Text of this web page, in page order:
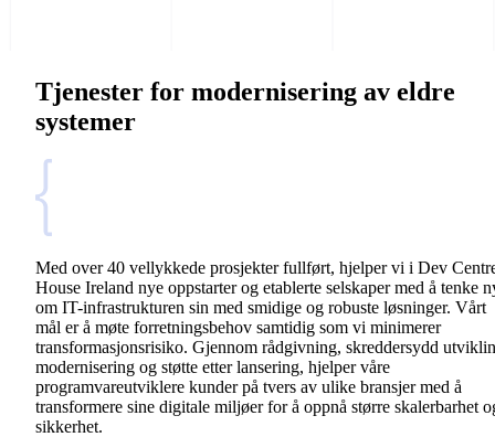
Tjenester for modernisering av eldre
systemer
Med over 40 vellykkede prosjekter fullført, hjelper vi i Dev
House Ireland nye oppstarter og etablerte selskaper med å tenke
om IT-infrastrukturen sin med smidige og robuste løsninger. Vårt
mål er å møte forretningsbehov samtidig som vi minimerer
transformasjonsrisiko. Gjennom rådgivning, skreddersydd
modernisering og støtte etter lansering, hjelper våre
programvareutviklere kunder på tvers av ulike bransjer med å
transformere sine digitale miljøer for å oppnå større skalerbarhet
sikkerhet.